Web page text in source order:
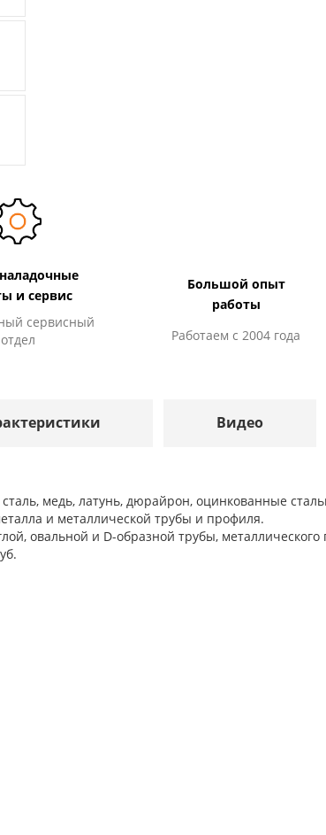
и сервис
сервисный
отдел
Большой опыт
работы
Работаем с 2004 года
Видео
медь, латунь, дюрайрон, оцинкованные
и металлической трубы и профиля.
овальной и D-образной трубы,